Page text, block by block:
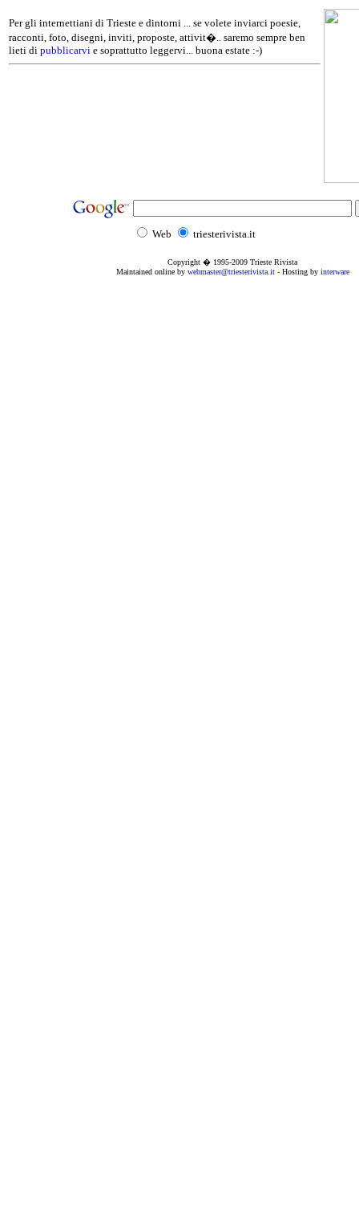
Per gli internettiani di Trieste e dintorni ... se volete inviarci poesie,
racconti, foto, disegni, inviti, proposte, attivit�.. saremo sempre ben
lieti di pubblicarvi e soprattutto leggervi... buona estate :-)
Web triesterivista.it
Copyright � 1995-2009 Trieste Rivista
Maintained online by webmaster@triesterivista.it- Hosting by interware